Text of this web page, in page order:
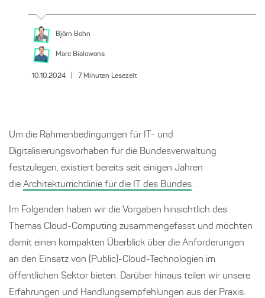
Björn Bohn
Marc Bialowons
10.10.2024 7 Minuten Lesezeit
Um die Rahmenbedingungen für IT- und
Digitalisierungsvorhaben für die Bundesverwaltung
festzulegen, existiert bereits seit einigen Jahren
die Architekturrichtlinie für die IT des Bundes .
Im Folgenden haben wir die Vorgaben hinsichtlich des
Themas Cloud-Computing zusammengefasst und möchten
damit einen kompakten Überblick über die Anforderungen
an den Einsatz von (Public)-Cloud-Technologien im
öffentlichen Sektor bieten. Darüber hinaus teilen wir unsere
Erfahrungen und Handlungsempfehlungen aus der Praxis.